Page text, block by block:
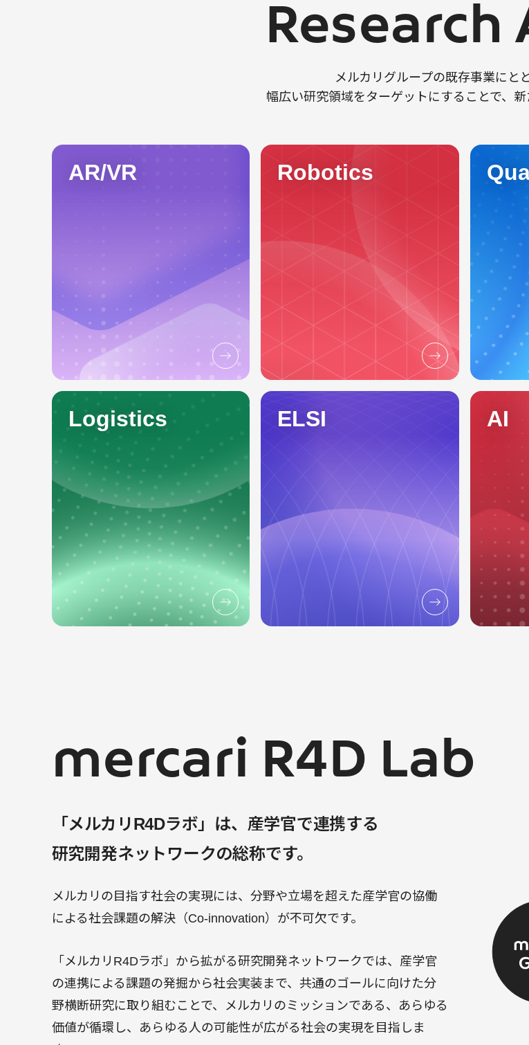
Research
メルカリグループの既存事業にと
幅広い研究領域をターゲットにすることで、
AR/VR Robotics
Logistics ELSI AI
mercari R4D Lab
「メルカリR4Dラボ」は、産学官で連携する
研究開発ネットワークの総称です。
メルカリの目指す社会の実現には、分野や立場を超えた産学官の協働
による社会課題の解決（Co-innovation）が不可欠です。
「メルカリR4Dラボ」から拡がる研究開発ネットワークでは、産学官
の連携による課題の発掘から社会実装まで、共通のゴールに向けた分
野横断研究に取り組むことで、メルカリのミッションである、あらゆる
価値が循環し、あらゆる人の可能性が広がる社会の実現を目指しま